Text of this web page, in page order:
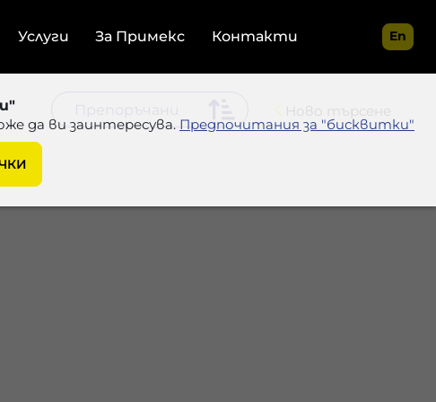
да ви заинтересува. Предпочитания за "бисквитки"
Услуги За Примекс Контакти En
Ново търсене